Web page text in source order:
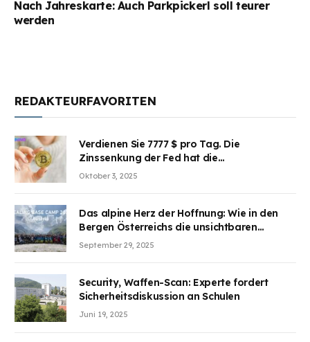
Nach Jahreskarte: Auch Parkpickerl soll teurer
werden
REDAKTEURFAVORITEN
Verdienen Sie 7777 $ pro Tag. Die
Zinssenkung der Fed hat die
Aufmerksamkeit des Marktes erregt.
Oktober 3, 2025
Das alpine Herz der Hoffnung: Wie in den
Bergen Österreichs die unsichtbaren
Wunden des Kriegesheilen
September 29, 2025
Security, Waffen-Scan: Experte fordert
Sicherheitsdiskussion an Schulen
Juni 19, 2025